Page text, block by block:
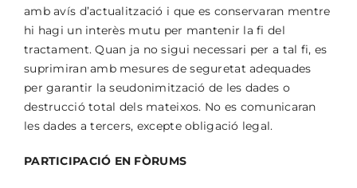
amb avís d’actualització i que es conservaran mentre
hi hagi un interès mutu per mantenir la fi del
tractament. Quan ja no sigui necessari per a tal fi, es
suprimiran amb mesures de seguretat adequades
per garantir la seudonimització de les dades o
destrucció total dels mateixos. No es comunicaran
les dades a tercers, excepte obligació legal.
PARTICIPACIÓ EN FÒRUMS